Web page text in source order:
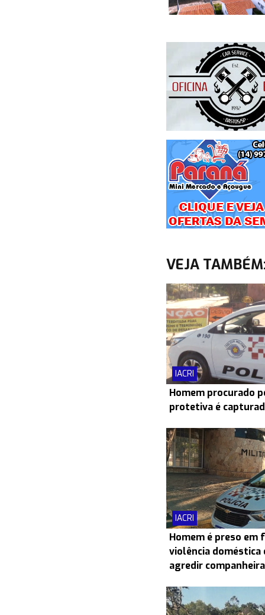
VEJA
IACRI
Homem procurado
protetiva é
IACRI
Homem é preso
violência doméstica
agredir